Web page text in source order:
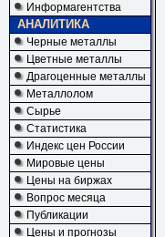
Информагентства
АНАЛИТИКА
Черные металлы
Цветные металлы
Драгоценные металлы
Металлолом
Сырье
Статистика
Индекс цен России
Мировые цены
Цены на биржах
Вопрос месяца
Публикации
Цены и прогнозы